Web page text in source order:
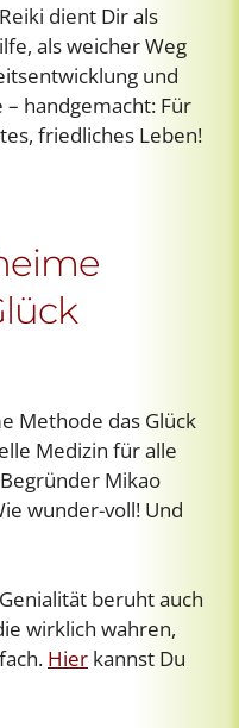
dient Dir als
als weicher Weg
und
handgemacht: Für
friedliches Leben!
Methode das Glück
Medizin für alle
Mikao
wunder-voll! Und
beruht auch
wirklich wahren,
Hier kannst Du